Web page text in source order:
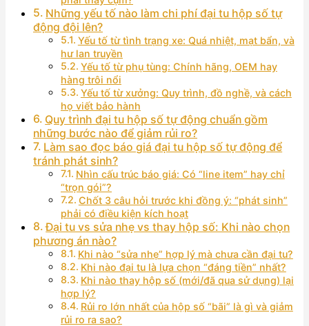
Những yếu tố nào làm chi phí đại tu hộp số tự
động đội lên?
Yếu tố từ tình trạng xe: Quá nhiệt, mạt bẩn, và
hư lan truyền
Yếu tố từ phụ tùng: Chính hãng, OEM hay
hàng trôi nổi
Yếu tố từ xưởng: Quy trình, đồ nghề, và cách
họ viết bảo hành
Quy trình đại tu hộp số tự động chuẩn gồm
những bước nào để giảm rủi ro?
Làm sao đọc báo giá đại tu hộp số tự động để
tránh phát sinh?
Nhìn cấu trúc báo giá: Có “line item” hay chỉ
“trọn gói”?
Chốt 3 câu hỏi trước khi đồng ý: “phát sinh”
phải có điều kiện kích hoạt
Đại tu vs sửa nhẹ vs thay hộp số: Khi nào chọn
phương án nào?
Khi nào “sửa nhẹ” hợp lý mà chưa cần đại tu?
Khi nào đại tu là lựa chọn “đáng tiền” nhất?
Khi nào thay hộp số (mới/đã qua sử dụng) lại
hợp lý?
Rủi ro lớn nhất của hộp số “bãi” là gì và giảm
rủi ro ra sao?